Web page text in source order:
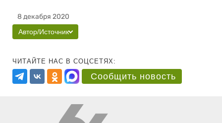
8 декабря 2020
Автор/Источник
ЧИТАЙТЕ НАС В СОЦСЕТЯХ:
Сообщить новость